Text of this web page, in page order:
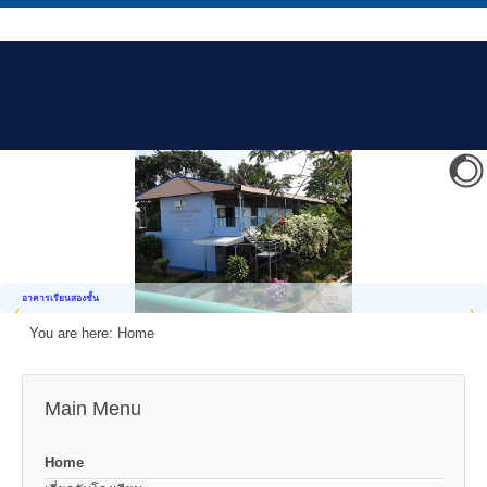
อาคารเรียนสองชั้น
You are here: Home
Main Menu
Home